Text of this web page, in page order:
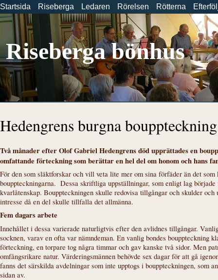
Startsida Riseberga Ledaren Rörelsen Rötterna
Riseberga bönhus
Hedengrens burgna bouppteckning
Två månader efter Olof Gabriel Hedengrens död upprättades en
omfattande förteckning som berättar en hel del om honom och hans
För den som släktforskar och vill veta lite mer om sina förfäder än det
bouppteckningarna. Dessa skriftliga uppställningar, som enligt lag
kvarlåtenskap. Bouppteckningen skulle redovisa tillgångar och skulder
intresse då en del skulle tillfalla det allmänna.
Fem dagars arbete
Innehållet i dessa varierade naturligtvis efter den avlidnes tillgångar.
socknen, varav en ofta var nämndeman. En vanlig bondes bouppteckning
förteckning, en torpare tog några timmar och gav kanske två sidor. Men
omfångsrikare natur. Värderingsmännen behövde sex dagar för att gå
fanns det särskilda avdelningar som inte upptogs i bouppteckningen, som
sidan av.